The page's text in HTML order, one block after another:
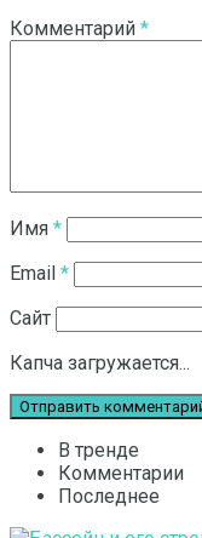
Комментарий *
Имя *
Email *
Сайт
Капча загружается...
В тренде
Комментарии
Последнее